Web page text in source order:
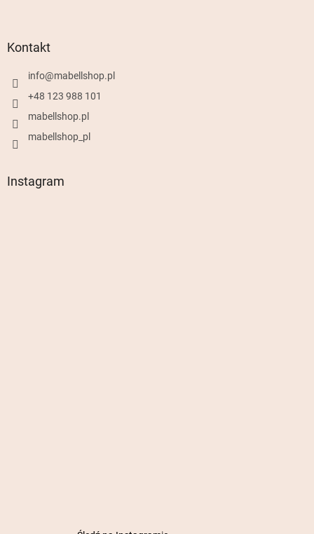
Kontakt
info@mabellshop.pl
+48 123 988 101
mabellshop.pl
mabellshop_pl
Instagram